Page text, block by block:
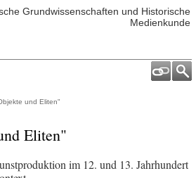
Grundwissenschaften und Historische
Medienkunde
und Eliten"
Eliten"
im 12. und 13. Jahrhundert